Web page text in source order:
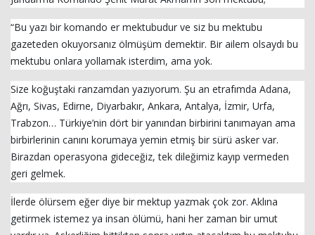
“Bu yazı bir komando er mektubudur ve siz bu mektubu
gazeteden okuyorsanız ölmüşüm demektir. Bir ailem olsaydı bu
mektubu onlara yollamak isterdim, ama yok.
Size koğuştaki ranzamdan yazıyorum. Şu an etrafımda Adana,
Ağrı, Sivas, Edirne, Diyarbakır, Ankara, Antalya, İzmir, Urfa,
Trabzon… Türkiye’nin dört bir yanından birbirini tanımayan ama
birbirlerinin canını korumaya yemin etmiş bir sürü asker var.
Birazdan operasyona gideceğiz, tek dileğimiz kayıp vermeden
geri gelmek.
İlerde ölürsem eğer diye bir mektup yazmak çok zor. Aklına
getirmek istemez ya insan ölümü, hani her zaman bir umut